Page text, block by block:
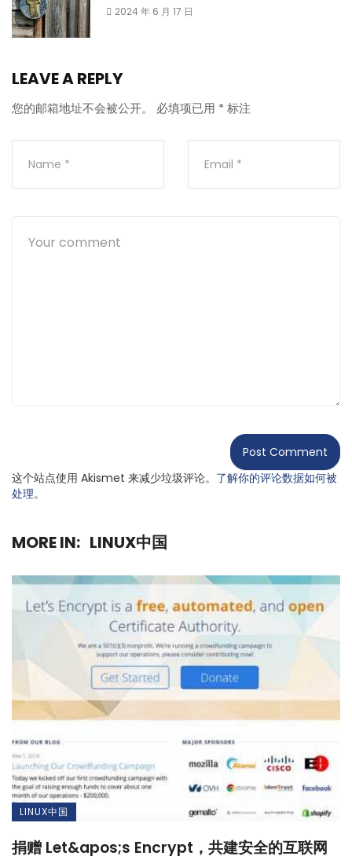
2024 年 6 月 17 日
LEAVE A REPLY
您的邮箱地址不会被公开。 必填项已用 * 标注
这个站点使用 Akismet 来减少垃圾评论。 了解你的评论数据如何被
处理。
MORE IN: LINUX中国
LINUX中国
捐赠 Let&apos;s Encrypt，共建安全的互联网